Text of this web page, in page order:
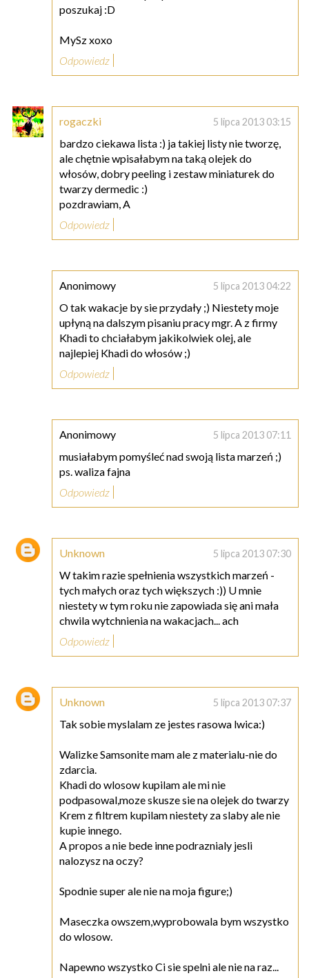
poszukaj :D
MySz xoxo
Odpowiedz
rogaczki 5 lipca 2013 03:15
bardzo ciekawa lista :) ja takiej listy nie tworzę,
ale chętnie wpisałabym na taką olejek do
włosów, dobry peeling i zestaw miniaturek do
twarzy dermedic :)
pozdrawiam, A
Odpowiedz
Anonimowy 5 lipca 2013 04:22
O tak wakacje by sie przydały ;) Niestety moje
upłyną na dalszym pisaniu pracy mgr. A z firmy
Khadi to chciałabym jakikolwiek olej, ale
najlepiej Khadi do włosów ;)
Odpowiedz
Anonimowy 5 lipca 2013 07:11
musiałabym pomyśleć nad swoją lista marzeń ;)
ps. waliza fajna
Odpowiedz
Unknown 5 lipca 2013 07:30
W takim razie spełnienia wszystkich marzeń -
tych małych oraz tych większych :)) U mnie
niestety w tym roku nie zapowiada się ani mała
chwila wytchnienia na wakacjach... ach
Odpowiedz
Unknown 5 lipca 2013 07:37
Tak sobie myslalam ze jestes rasowa lwica:)
Walizke Samsonite mam ale z materialu-nie do
zdarcia.
Khadi do wlosow kupilam ale mi nie
podpasowal,moze skusze sie na olejek do twarzy
Krem z filtrem kupilam niestety za slaby ale nie
kupie innego.
A propos a nie bede inne podraznialy jesli
nalozysz na oczy?
Spodnie super ale nie na moja figure;)
Maseczka owszem,wyprobowala bym wszystko
do wlosow.
Napewno wszystko Ci sie spelni ale nie na raz...